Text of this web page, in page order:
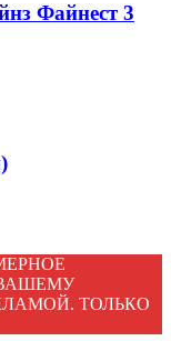
Файнест 3
ТОЛЬКО